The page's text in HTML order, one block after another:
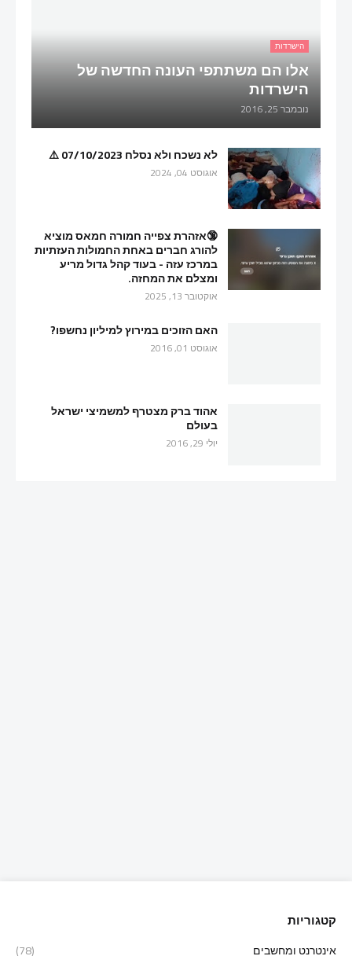
הישרדות
אלו הם משתתפי העונה החדשה של
הישרדות
נובמבר 25, 2016
לא נשכח ולא נסלח 07/10/2023 ⚠️
אוגוסט 04, 2024
🔞אזהרת צפייה חמורה חמאס מוציא
להורג חברים באחת החמולות העזתיות
במרכז עזה - בעוד קהל גדול מריע
ומצלם את המחזה.
אוקטובר 13, 2025
האם הזוכים במירוץ למיליון נחשפו?
אוגוסט 01, 2016
אהוד ברק מצטרף למשמיצי ישראל
בעולם
יולי 29, 2016
קטגוריות
אינטרנט ומחשבים
(78)